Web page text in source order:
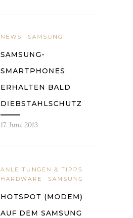
NEWS SAMSUNG
SAMSUNG-
SMARTPHONES
ERHALTEN BALD
DIEBSTAHLSCHUTZ
17. Juni 2013
ANLEITUNGEN & TIPPS
HARDWARE
SAMSUNG
HOTSPOT (MODEM)
AUF DEM SAMSUNG